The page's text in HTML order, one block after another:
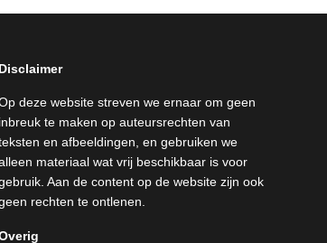
Disclaimer
deze website streven we ernaar om geen
inbreuk te maken op auteursrechten van
en afbeeldingen, en gebruiken we
materiaal wat vrij beschikbaar is voor
Aan de content op de website zijn ook
rechten te ontlenen.